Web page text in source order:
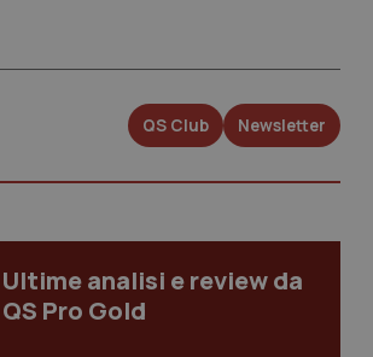
QS Club Newsletter
Ultime analisi e review da
QS Pro Gold